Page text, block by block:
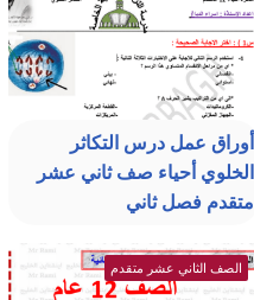
أوراق عمل درس التكاثر
الخلوي أحياء صف ثاني عشر
متقدم فصل ثاني
الصف الثاني عشر متقدم